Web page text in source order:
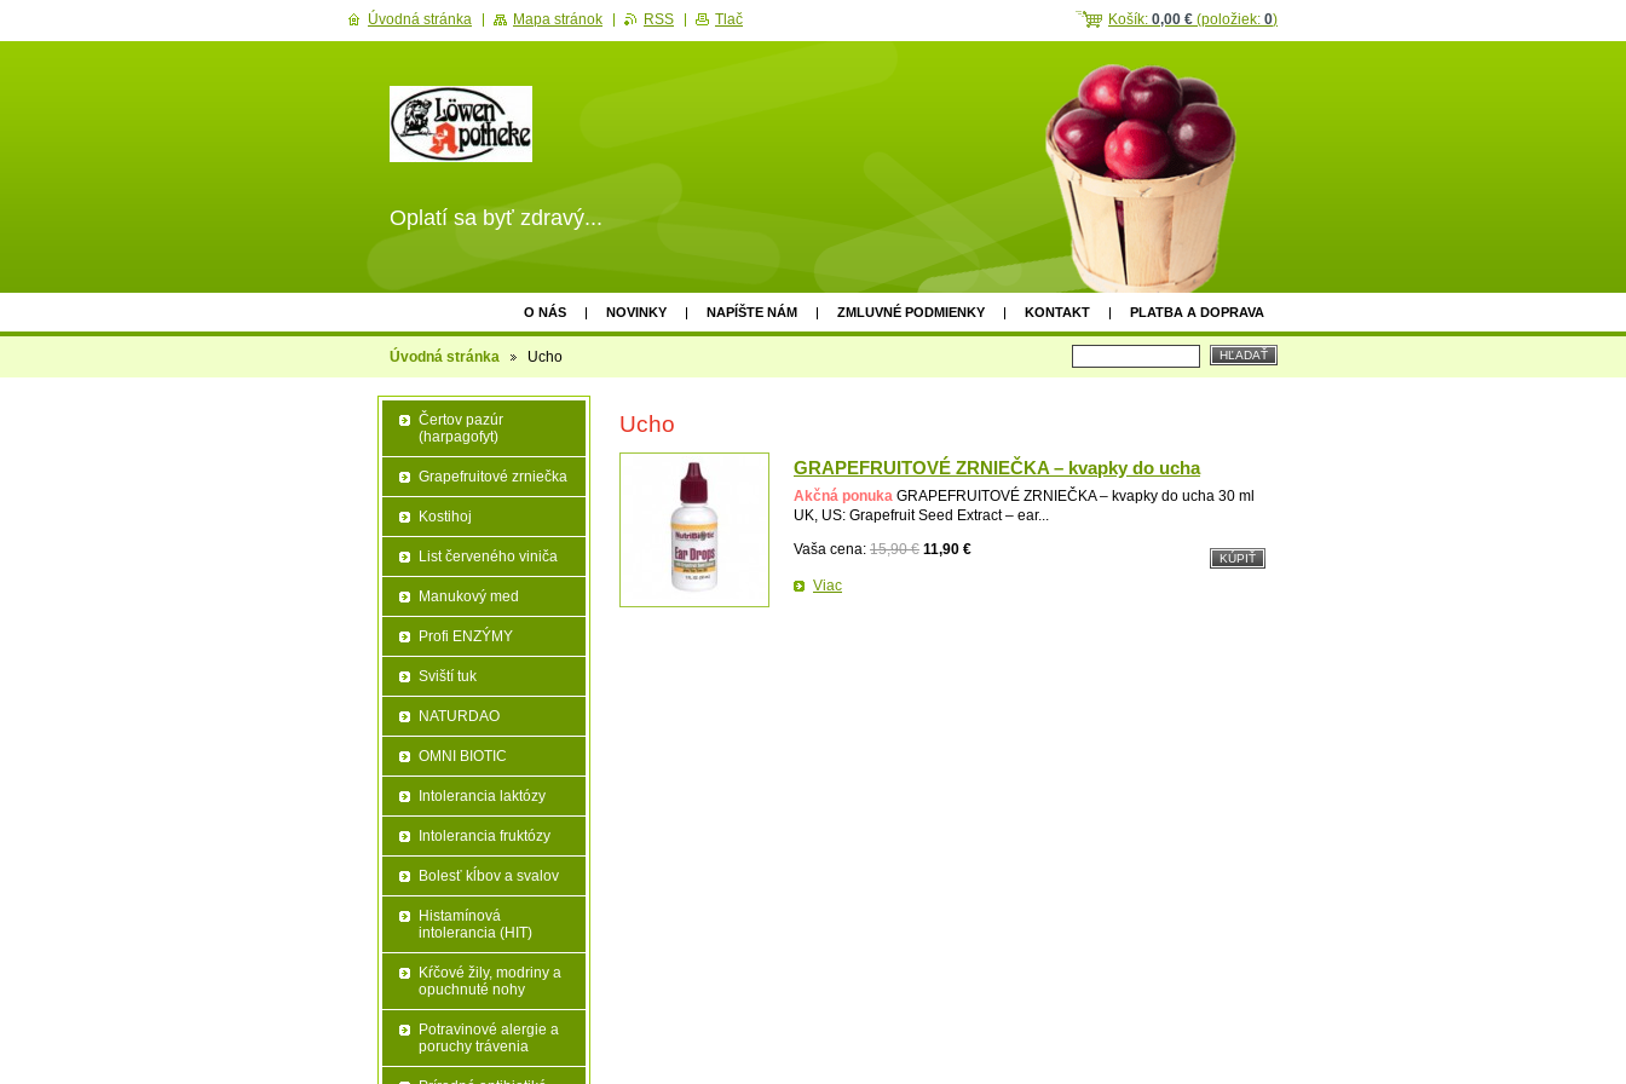
Oplatí sa byť zdravý...
O NÁS NOVINKY NAPÍŠTE NÁM ZMLUVNÉ PODMIENKY KONTAKT PLATBA A DOPRAVA
Úvodná stránka Ucho
Ucho
GRAPEFRUITOVÉ ZRNIEČKA – kvapky do ucha
Akčná ponuka GRAPEFRUITOVÉ ZRNIEČKA – kvapky do ucha 30 ml
UK, US: Grapefruit Seed Extract – ear...
Vaša cena: 15,90 € 11,90 €
Viac
Čertov pazúr
(harpagofyt)
Grapefruitové zrniečka
Kostihoj
List červeného viniča
Manukový med
Profi ENZÝMY
Sviští tuk
NATURDAO
OMNI BIOTIC
Intolerancia laktózy
Intolerancia fruktózy
Bolesť kĺbov a svalov
Histamínová
intolerancia (HIT)
Kŕčové žily, modriny a
opuchnuté nohy
Potravinové alergie a
poruchy trávenia
Košík: 0,00 € (položiek: 0)
Úvodná stránka Mapa stránok RSS Tlač